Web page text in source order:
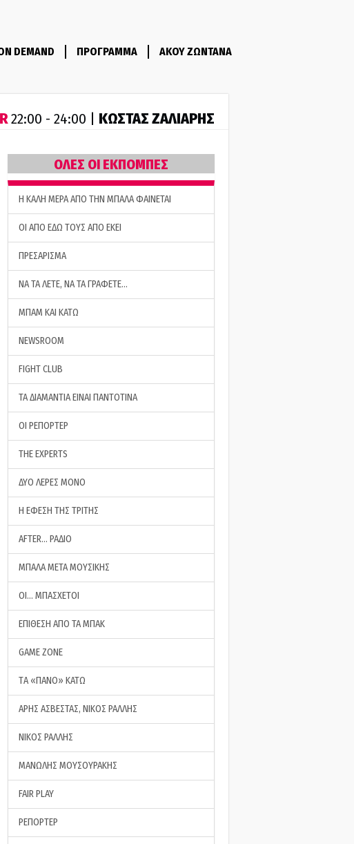
DEMAND ΠΡΟΓΡΑΜΜΑ ΑΚΟΥ ΖΩΝΤΑΝΑ
22:00 - 24:00 | ΚΩΣΤΑΣ ΖΑΛΙΑΡΗΣ
ΟΛΕΣ ΟΙ ΕΚΠΟΜΠΕΣ
H ΚΑΛΗ ΜΕΡΑ ΑΠΟ ΤΗΝ ΜΠΑΛΑ ΦΑΙΝΕΤΑΙ
ΟΙ ΑΠΟ ΕΔΩ ΤΟΥΣ ΑΠΟ ΕΚΕΙ
ΠΡΕΣΑΡΙΣΜΑ
ΝΑ ΤΑ ΛΕΤΕ, ΝΑ ΤΑ ΓΡΑΦΕΤΕ…
ΜΠΑΜ ΚΑΙ ΚΑΤΩ
NEWSROOM
FIGHT CLUB
ΤΑ ΔΙΑΜΑΝΤΙΑ ΕΙΝΑΙ ΠΑΝΤΟΤΙΝΑ
ΟΙ ΡΕΠΟΡΤΕΡ
THE EXPERTS
ΔΥΟ ΛΕΡΕΣ ΜΟΝΟ
Η ΕΦΕΣΗ ΤΗΣ ΤΡΙΤΗΣ
AFTER… ΡΑΔΙΟ
ΜΠΑΛΑ ΜΕΤΑ ΜΟΥΣΙΚΗΣ
ΟΙ… ΜΠΑΣΧΕΤΟΙ
ΕΠΙΘΕΣΗ ΑΠΟ ΤΑ ΜΠΑΚ
GAME ZONE
ΤA «ΠΑΝΟ» ΚΑΤΩ
ΑΡΗΣ ΑΣΒΕΣΤΑΣ, ΝΙΚΟΣ ΡΑΛΛΗΣ
ΝΙΚΟΣ ΡΑΛΛΗΣ
ΜΑΝΩΛΗΣ ΜΟΥΣΟΥΡΑΚΗΣ
FAIR PLAY
ΡΕΠΟΡΤΕΡ